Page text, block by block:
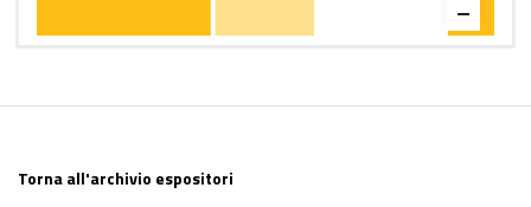
Torna all'archivio espositori